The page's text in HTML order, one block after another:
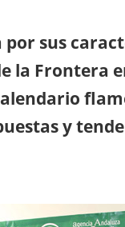
por sus
la Frontera
y